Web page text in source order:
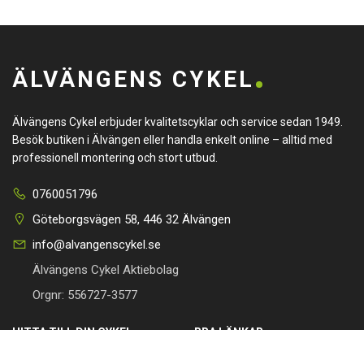
ÄLVÄNGENS CYKEL
Älvängens Cykel erbjuder kvalitetscyklar och service sedan 1949.
Besök butiken i Älvängen eller handla enkelt online – alltid med
professionell montering och stort utbud.
0760051796
Göteborgsvägen 58, 446 32 Älvängen
info@alvangenscykel.se
Älvängens Cykel Aktiebolag
Orgnr: 556727-3577
HITTA TILL DIN CYKEL BRA LÄNKAR